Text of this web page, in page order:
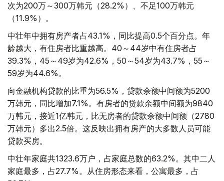
次为200万～300万韩元（28.2%）、不足100万韩元
（11.9%）。
中壮年中拥有房产者占43.1%，同比提高0.5个百分点。年
龄越大，有住房者比重越高。40～44岁中有住房者占
39.3%，45～49岁为42.6%，50～54岁为43.7%，55～
59岁为44.6%。
向金融机构贷款的比重为56.5%，贷款余额中间额为5200
万韩元，同比增加7.1%。有房者的贷款余额中间额为9840
万韩元，接近1亿韩元，比无房者的贷款余额中间额（2780
万韩元）多出2.5倍。这反映出拥有房产的大多数人员可能
贷款买房。
中壮年家庭共1323.6万户，占家庭总数的63.2%。其中二人
家庭最多，占27.7%。从住房形态来看，公寓最多，占